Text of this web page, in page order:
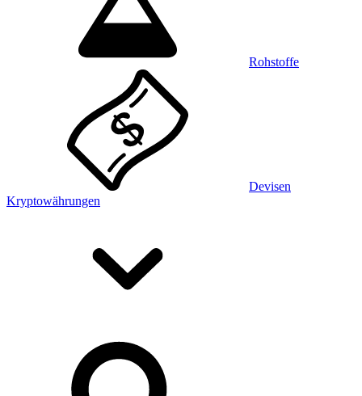
Rohstoffe
Devisen
Kryptowährungen